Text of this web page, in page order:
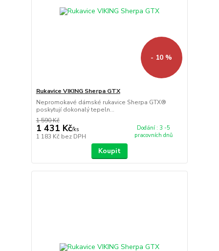
- 10 %
Rukavice VIKING Sherpa GTX
Nepromokavé dámské rukavice Sherpa GTX®
poskytují dokonalý tepeln...
1 590 Kč
1 431 Kč/ks
1 183 Kč bez DPH
Dodání : 3 -5
pracovních dnů
Koupit